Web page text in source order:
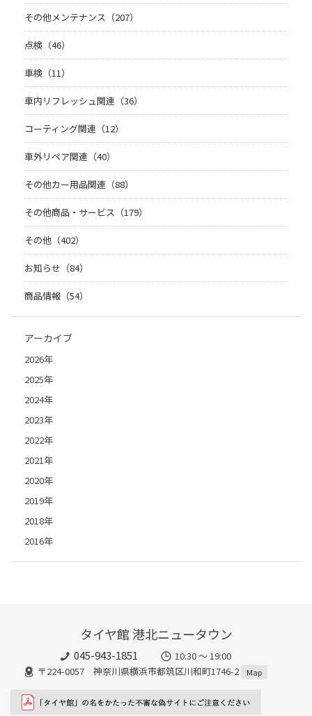
その他メンテナンス（207）
点検（46）
車検（11）
車内リフレッシュ関連（36）
コーティング関連（12）
車外リペア関連（40）
その他カー用品関連（88）
その他商品・サービス（179）
その他（402）
お知らせ（84）
商品情報（54）
アーカイブ
2026年
2025年
2024年
2023年
2022年
2021年
2020年
2019年
2018年
2016年
タイヤ館 港北ニュータウン
045-943-1851
10:30 ～ 19:00
〒224-0057 神奈川県横浜市都筑区川和町1746-2
Map